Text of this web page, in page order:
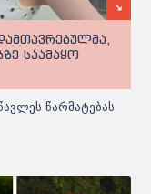
საამაყო
წარმატებას